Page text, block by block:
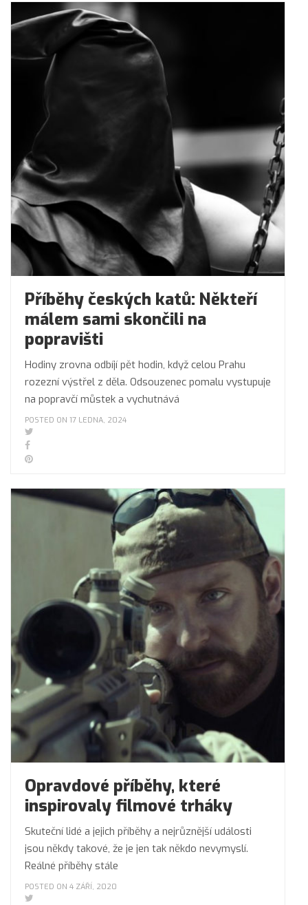
Příběhy českých katů: Někteří
málem sami skončili na
popravišti
Hodiny zrovna odbíjí pět hodin, když celou Prahu
rozezní výstřel z děla. Odsouzenec pomalu vystupuje
na popravčí můstek a vychutnává
POSTED ON 17 LEDNA, 2024
Opravdové příběhy, které
inspirovaly filmové trháky
Skuteční lidé a jejich příběhy a nejrůznější události
jsou někdy takové, že je jen tak někdo nevymyslí.
Reálné příběhy stále
POSTED ON 4 ZÁŘÍ, 2020